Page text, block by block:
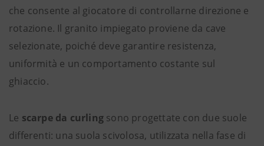
che consente al giocatore di controllarne direzione e
rotazione. Il granito impiegato proviene da cave
selezionate, poiché deve garantire resistenza,
uniformità e un comportamento costante sul
ghiaccio.
Le scarpe da curling sono progettate con due suole
differenti: una suola scivolosa, utilizzata nella fase di